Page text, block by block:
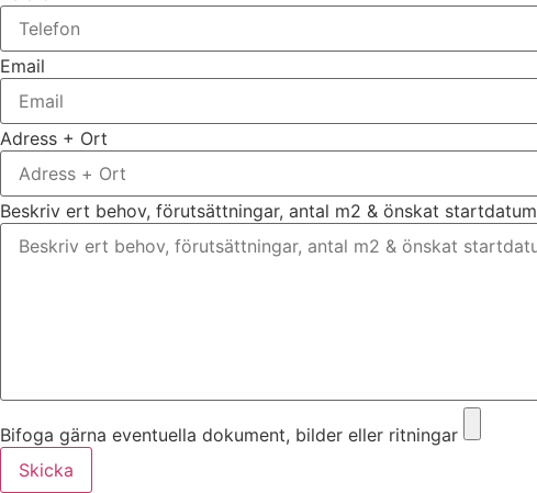
Email
Adress + Ort
Beskriv ert behov, förutsättningar, antal m2 & önskat startdatum
Bifoga gärna eventuella dokument, bilder eller ritningar
Skicka